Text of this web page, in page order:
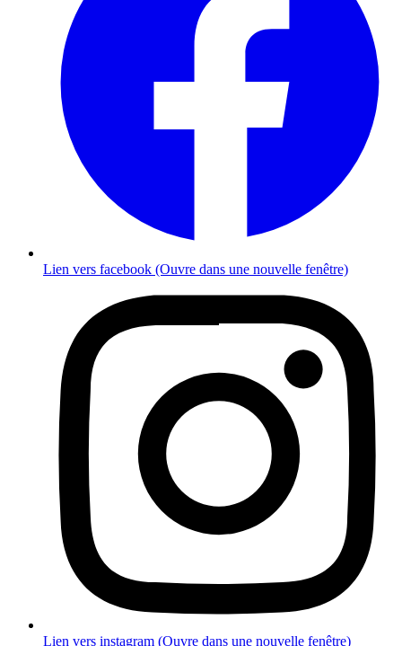
Lien vers facebook (Ouvre dans une nouvelle fenêtre)
Lien vers instagram (Ouvre dans une nouvelle fenêtre)